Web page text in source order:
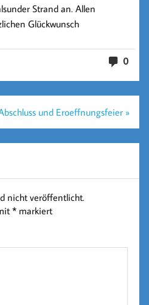
Strand an. Allen
Glückwunsch
0
und Eroeffnungsfeier »
nicht veröffentlicht.
* markiert